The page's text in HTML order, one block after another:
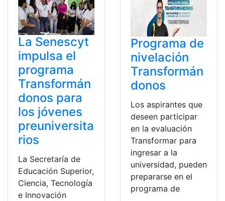
La Senescyt
impulsa el
programa
Transformán
donos para
los jóvenes
preuniversita
rios
La Secretaría de
Educación Superior,
Ciencia, Tecnología
e Innovación
Programa de
nivelación
Transformán
donos
Los aspirantes que
deseen participar
en la evaluación
Transformar para
ingresar a la
universidad, pueden
prepararse en el
programa de